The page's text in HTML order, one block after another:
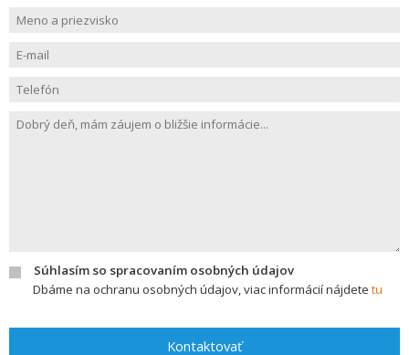
Súhlasím so spracovaním osobných údajov
Dbáme na ochranu osobných údajov, viac informácií nájdete tu
Kontaktovať